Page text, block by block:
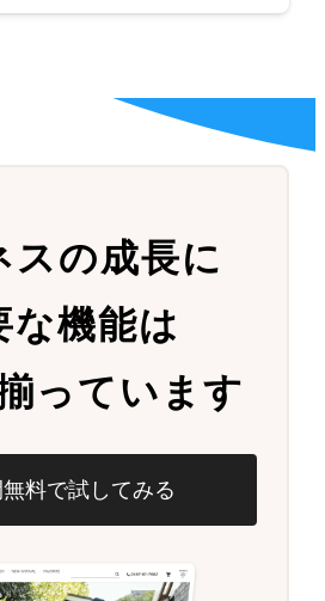
スの成長に
な機能は
っています
料で試してみる